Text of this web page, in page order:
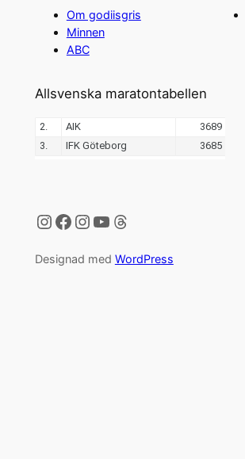
Om godiisgris
Minnen
ABC
Allsvenska maratontabellen
Instagram
Facebook
Instagram
YouTube
Threads
Designad med WordPress